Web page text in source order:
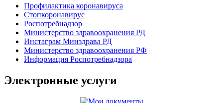
Профилактика коронавируса
Стопкоронавирус
Роспотребнадзор
Министерство здравоохранения РД
Инстаграм Минздрава РД
Министерство здравоохранения РФ
Информация Роспотребнадзора
Электронные услуги